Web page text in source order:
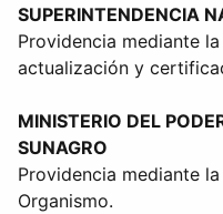
SUPERINTENDENCIA
Providencia mediante
actualización y
MINISTERIO DEL
SUNAGRO
Providencia mediante
Organismo.